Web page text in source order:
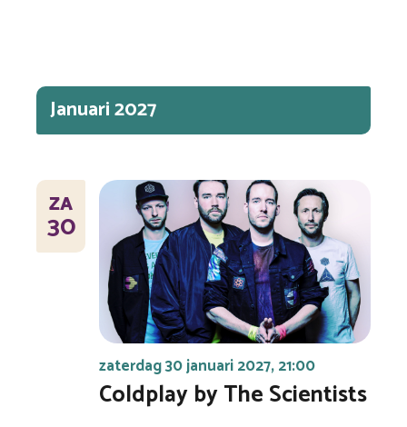
Januari 2027
ZA
30
zaterdag 30 januari 2027, 21:00
Coldplay by The Scientists